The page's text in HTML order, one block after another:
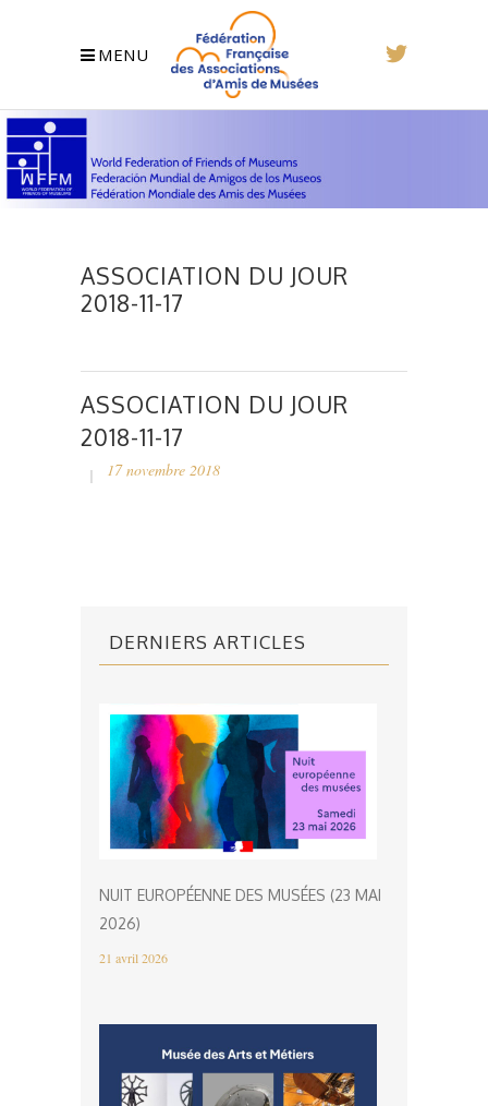
MENU
ASSOCIATION DU JOUR
2018-11-17
ASSOCIATION DU JOUR
2018-11-17
17 novembre 2018
DERNIERS ARTICLES
NUIT EUROPÉENNE DES MUSÉES (23 MAI
2026)
21 avril 2026